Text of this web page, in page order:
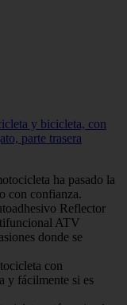
y bicicleta, con
parte trasera
ha pasado la
con confianza.
Reflector
ATV
donde se
con
y fácilmente si es